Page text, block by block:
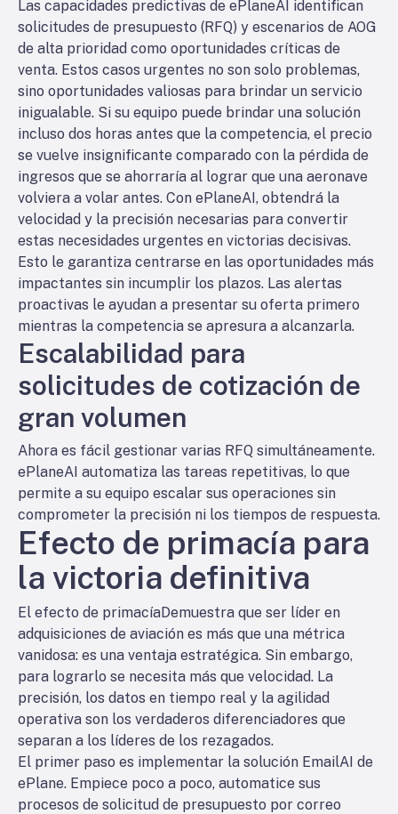
Las capacidades predictivas de ePlaneAI identifican
solicitudes de presupuesto (RFQ) y escenarios de AOG
de alta prioridad como oportunidades críticas de
venta. Estos casos urgentes no son solo problemas,
sino oportunidades valiosas para brindar un servicio
inigualable. Si su equipo puede brindar una solución
incluso dos horas antes que la competencia, el precio
se vuelve insignificante comparado con la pérdida de
ingresos que se ahorraría al lograr que una aeronave
volviera a volar antes. Con ePlaneAI, obtendrá la
velocidad y la precisión necesarias para convertir
estas necesidades urgentes en victorias decisivas.
Esto le garantiza centrarse en las oportunidades más
impactantes sin incumplir los plazos. Las alertas
proactivas le ayudan a presentar su oferta primero
mientras la competencia se apresura a alcanzarla.
Escalabilidad para
solicitudes de cotización de
gran volumen
Ahora es fácil gestionar varias RFQ simultáneamente.
ePlaneAI automatiza las tareas repetitivas, lo que
permite a su equipo escalar sus operaciones sin
comprometer la precisión ni los tiempos de respuesta.
Efecto de primacía para
la victoria definitiva
El efecto de primacíaDemuestra que ser líder en
adquisiciones de aviación es más que una métrica
vanidosa: es una ventaja estratégica. Sin embargo,
para lograrlo se necesita más que velocidad. La
precisión, los datos en tiempo real y la agilidad
operativa son los verdaderos diferenciadores que
separan a los líderes de los rezagados.
El primer paso es implementar la solución EmailAI de
ePlane. Empiece poco a poco, automatice sus
procesos de solicitud de presupuesto por correo